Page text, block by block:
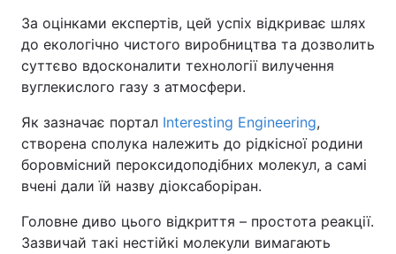
За оцінками експертів, цей успіх відкриває шлях
до екологічно чистого виробництва та дозволить
суттєво вдосконалити технології вилучення
вуглекислого газу з атмосфери.
Як зазначає портал Interesting Engineering,
створена сполука належить до рідкісної родини
боровмісний пероксидоподібних молекул, а самі
вчені дали їй назву діоксаборіран.
Головне диво цього відкриття – простота реакції.
Зазвичай такі нестійкі молекули вимагають